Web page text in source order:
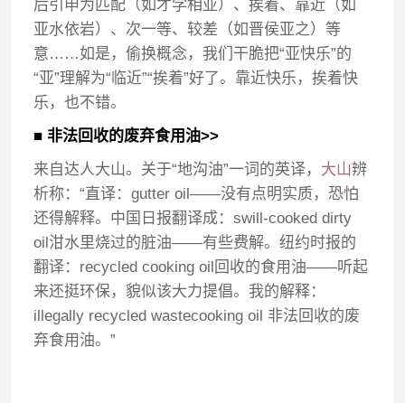
后引申为匹配（如才学相亚）、挨着、靠近（如
亚水依岩）、次一等、较差（如晋侯亚之）等
意……如是，偷换概念，我们干脆把“亚快乐”的
“亚”理解为“临近”“挨着”好了。靠近快乐，挨着快
乐，也不错。
■ 非法回收的废弃食用油>>
来自达人大山。关于“地沟油”一词的英译， 大山辨
析称：“直译：gutter oil——没有点明实质，恐怕
还得解释。中国日报翻译成：swill-cooked dirty
oil泔水里烧过的脏油——有些费解。纽约时报的
翻译：recycled cooking oil回收的食用油——听起
来还挺环保，貌似该大力提倡。我的解释：
illegally recycled wastecooking oil 非法回收的废
弃食用油。”